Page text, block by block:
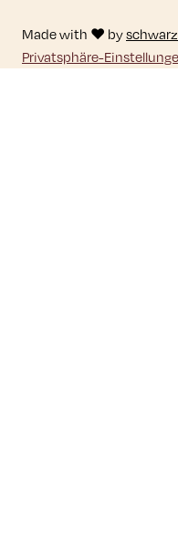
Made with ♥ by
Privatsphäre-